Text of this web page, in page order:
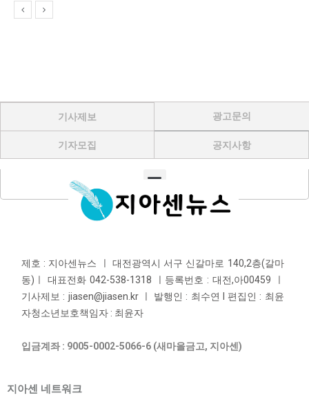
기사제보 광고문의
기자모집 공지사항
제호 : 지아센뉴스 ㅣ 대전광역시 서구 신갈마로 140,2층(갈마
동)ㅣ 대표전화 042-538-1318 ㅣ등록번호 : 대전,아00459 ㅣ
기사제보 : jiasen@jiasen.kr ㅣ 발행인 : 최수연 l 편집인 : 최윤
자청소년보호책임자 : 최윤자
입금계좌 : 9005-0002-5066-6 (새마을금고, 지아센)
지아센 네트워크